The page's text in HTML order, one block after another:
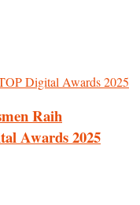
Raih
Awards 2025